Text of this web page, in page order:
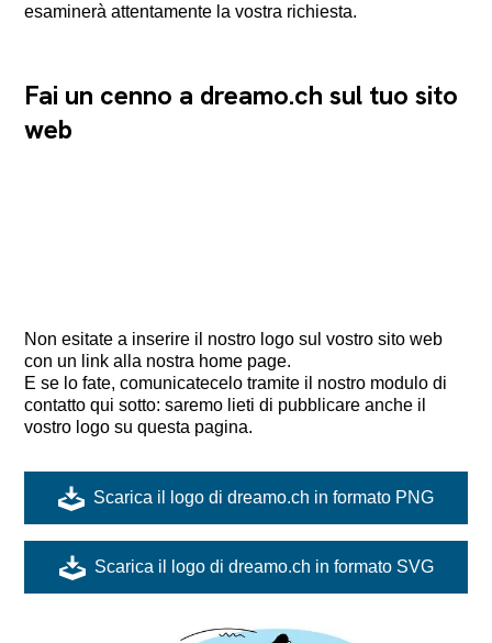
esaminerà attentamente la vostra richiesta.
Fai un cenno a dreamo.ch sul tuo sito
web
Non esitate a inserire il nostro logo sul vostro sito web
con un link alla nostra home page.
E se lo fate, comunicatecelo tramite il nostro modulo di
contatto qui sotto: saremo lieti di pubblicare anche il
vostro logo su questa pagina.
Scarica il logo di dreamo.ch in formato PNG
Scarica il logo di dreamo.ch in formato SVG